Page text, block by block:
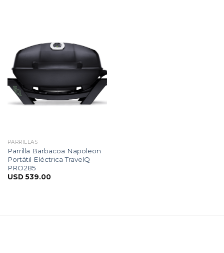
PARRILLAS
Parrilla Barbacoa Napoleon
Portátil Eléctrica TravelQ
PRO285
USD539.00